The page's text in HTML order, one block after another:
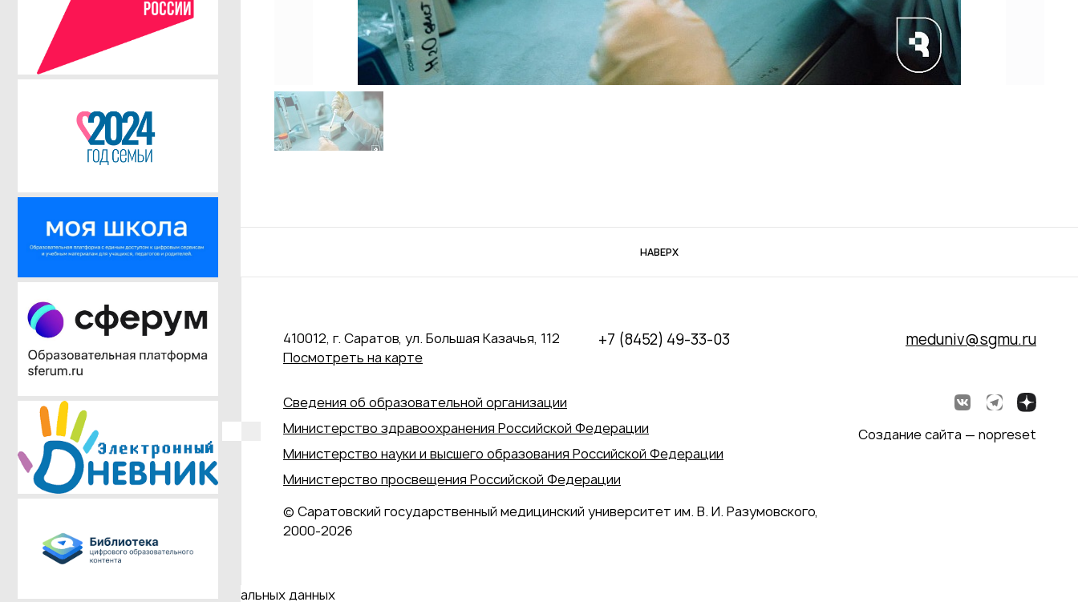
НАВЕРХ
410012, г. Саратов, ул. Большая Казачья, 112
Посмотреть на карте
+7 (8452) 49-33-03 meduniv@sgmu.ru
Сведения об образовательной организации
Министерство здравоохранения Российской Федерации
Министерство науки и высшего образования Российской Федерации
Министерство просвещения Российской Федерации
© Саратовский государственный медицинский университет им. В. И. Разумовского,
2000‑2026
Создание сайта — nopreset
Даю согласие на обработку персональных данных